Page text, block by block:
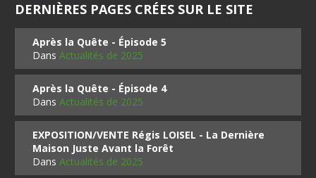
DERNIÈRES PAGES CRÉES SUR LE SITE
Après la Quête - Épisode 5
DansActualités de 2025
Après la Quête - Épisode 4
DansActualités de 2025
EXPOSITION/VENTE Régis LOISEL - La Dernière
Maison Juste Avant la Forêt
DansActualités de 2025